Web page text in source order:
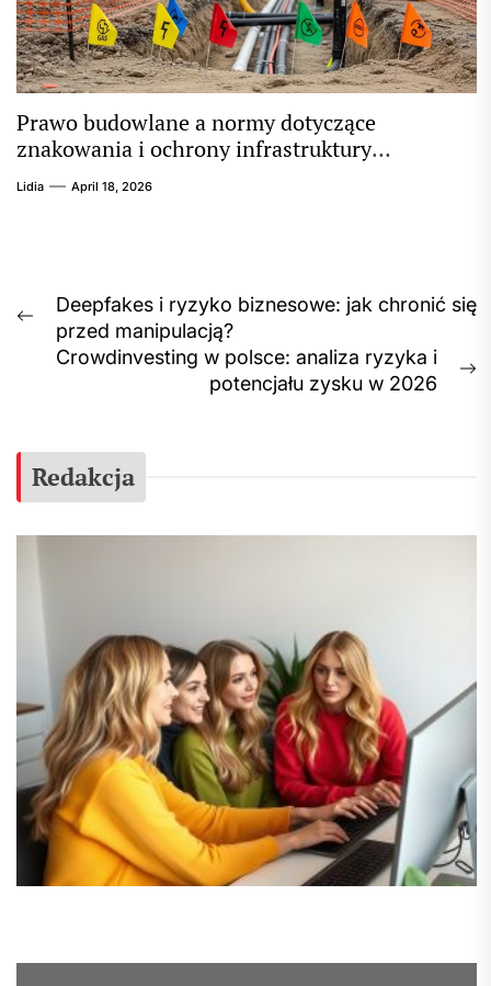
Prawo budowlane a normy dotyczące
znakowania i ochrony infrastruktury
podziemnej
Lidia April 18, 2026
Post
navigation
Previous
post:
Deepfakes i ryzyko biznesowe: jak chronić się
przed manipulacją?
Crowdinvesting w polsce: analiza ryzyka i
potencjału zysku w 2026
Redakcja